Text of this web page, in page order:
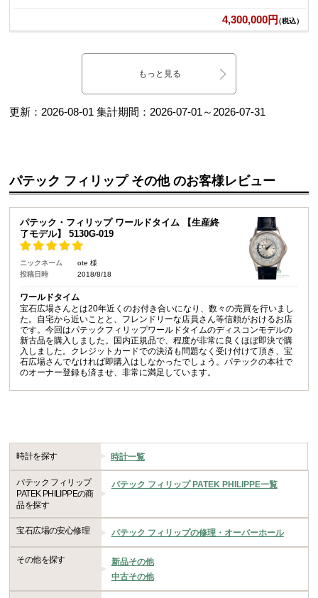
4,300,000円（税込）
もっと見る
更新： 2026-08-01 集計期間： 2026-07-01 ～ 2026-07-31
パテック フィリップ その他 のお客様レビュー
パテック・フィリップ ワールドタイム 【生産終
了モデル】 5130G-019
ニックネーム
ote 様
投稿日時
2018/8/18
ワールドタイム
宝石広場さんとは20年近くのお付き合いになり、数々の売買を行いまし
た。自宅から近いことと、フレンドリーな店員さん等信頼がおけるお店
です。今回はパテックフィリップワールドタイムのディスコンモデルの
新古品を購入しました。国内正規品で、程度が非常に良くほぼ即決で購
入しました。クレジットカードでの決済も問題なく受け付けて頂き、宝
石広場さんでなければ即購入はしなかったでしょう。パテックの本社で
のオーナー登録も済ませ、非常に満足しています。
時計を探す 時計一覧
パテック フィリップ
PATEK PHILIPPEの商
品を探す
パテック フィリップ PATEK PHILIPPE一覧
宝石広場の安心修理 パテック フィリップの修理・オーバーホール
その他を探す
新品その他
中古その他